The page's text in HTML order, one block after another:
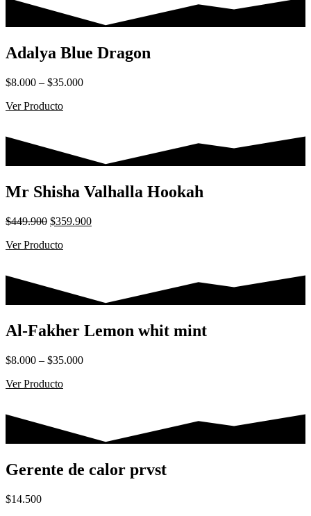
Adalya Blue Dragon
$8.000 – $35.000Rango
$35.000
Ver Producto
Mr Shisha Valhalla Hookah
$449.900 El
original
$359.900El
Ver Producto
Al-Fakher Lemon whit mint
$8.000 – $35.000Rango
$35.000
Ver Producto
Gerente de calor prvst
$14.500